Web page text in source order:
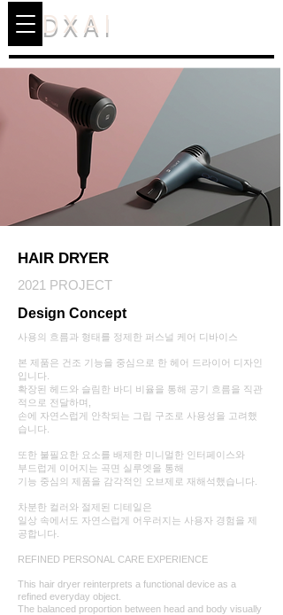
DXAI
HAIR DRYER
2021 PROJECT
Design Concept
사용의 흐름과 형태를 정제한 퍼스널 케어 디바이스
본 제품은 건조 기능을 중심으로 한 헤어 드라이어 디자인
입니다.
확장된 헤드와 슬림한 바디 비율을 통해 공기 흐름을 직관
적으로 전달하며,
손에 자연스럽게 안착되는 그립 구조로 사용성을 고려했
습니다.
또한 불필요한 요소를 배제한 미니멀한 인터페이스와
부드럽게 이어지는 곡면 실루엣을 통해
기능 중심의 제품을 감각적인 오브제로 재해석했습니다.
차분한 컬러와 절제된 디테일은
일상 속에서도 자연스럽게 어우러지는 사용자 경험을 제
공합니다.
REFINED PERSONAL CARE EXPERIENCE
This hair dryer reinterprets a functional device as a
refined everyday object.
The balanced proportion between head and body visually